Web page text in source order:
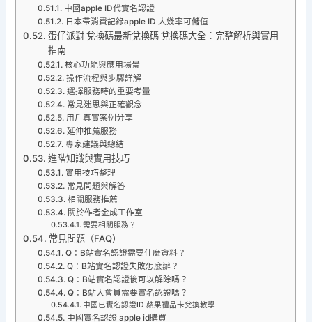
中國apple ID代實名認證
日本帶消費記錄apple ID 大幾率可儲值
蛋仔派對 兌換碼最新兌換碼 兌換碼大全：完整解析與實用
指南
核心功能與應用場景
操作流程與步驟詳解
選擇服務時的重要考量
常見迷思與正確觀念
用戶真實案例分享
延伸推薦服務
專家建議與總結
進階知識與實用技巧
實用技巧整理
常見問題與解答
相關服務推薦
關於作者金成工作室
需要相關服務？
常見問題（FAQ）
Q：B站實名認證需要什麼資料？
Q：B站實名認證失敗怎麼辦？
Q：B站實名認證後可以解除嗎？
Q：B站大會員需要實名認證嗎？
中國已實名認證ID 蘋果禮品卡兌換教學
中國實名認證 apple id購買